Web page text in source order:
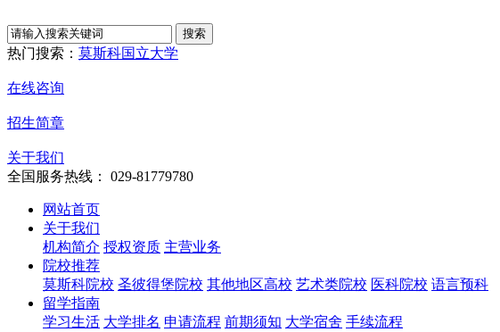
热门搜索： 莫斯科国立大学
在线咨询
招生简章
关于我们
全国服务热线： 029-81779780
网站首页
关于我们
机构简介 授权资质 主营业务
院校推荐
莫斯科院校 圣彼得堡院校 其他地区高校 艺术类院校 医科院校 语言预科
留学指南
学习生活 大学排名 申请流程 前期须知 大学宿舍 手续流程